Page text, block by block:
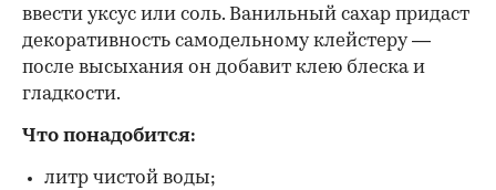
ввести уксус или соль. Ванильный сахар придаст
декоративность самодельному клейстеру —
после высыхания он добавит клею блеска и
гладкости.
Что понадобится:
литр чистой воды;